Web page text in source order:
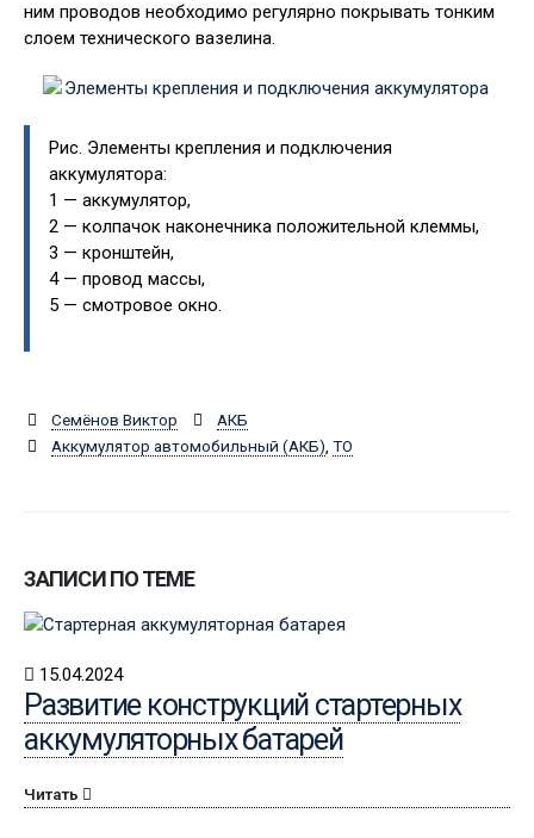
ним проводов необходимо регулярно покрывать тонким
слоем технического вазелина.
Рис. Элементы крепления и подключения
аккумулятора:
1 — аккумулятор,
2 — колпачок наконечника положительной клеммы,
3 — кронштейн,
4 — провод массы,
5 — смотровое окно.
Семёнов Виктор
АКБ
Аккумулятор автомобильный (АКБ) ТО
ЗАПИСИ ПО ТЕМЕ
15.04.2024
Развитие конструкций стартерных
аккумуляторных батарей
Читать